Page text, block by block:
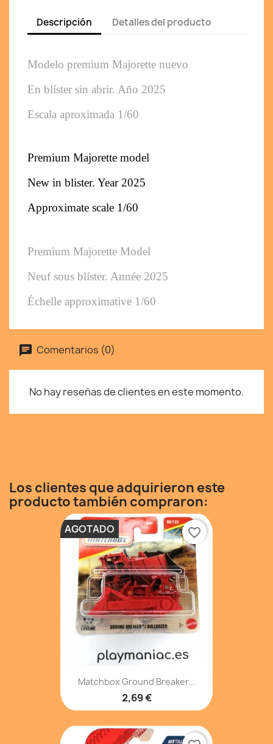
Descripción Detalles del producto
Modelo premium Majorette nuevo
En blíster sin abrir. Año 2025
Escala aproximada 1/60
Premium Majorette model
New in blister. Year 2025
Approximate scale 1/60
Premium Majorette Model
Neuf sous blíster. Année 2025
Échelle approximative 1/60
Comentarios (0)
No hay reseñas de clientes en este momento.
Los clientes que adquirieron este
producto también compraron:
Matchbox Ground Breaker...
2,69 €
AGOTADO favorite_border